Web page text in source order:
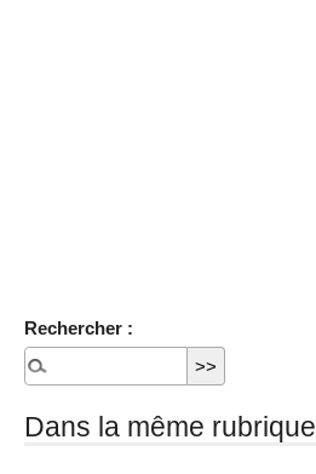
Rechercher :
Dans la même rubrique